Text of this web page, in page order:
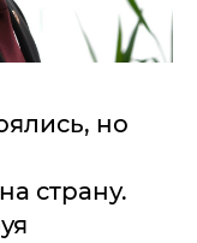
но
страну.